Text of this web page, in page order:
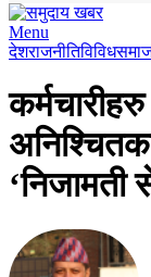
Menu
देशराजनीतिविविध
‘निजामती